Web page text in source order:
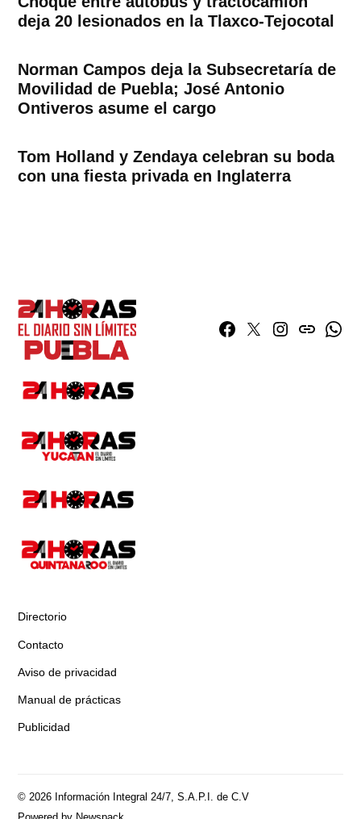
deja 20 lesionados en la Tlaxco-Tejocotal
Norman Campos deja la Subsecretaría de
Movilidad de Puebla; José Antonio
Ontiveros asume el cargo
Tom Holland y Zendaya celebran su boda
con una fiesta privada en Inglaterra
Facebook
TwitterInstagram
issuu
Directorio
Contacto
Aviso de privacidad
Manual de prácticas
Publicidad
© 2026 Información Integral 24/7, S.A.P.I. de C.V